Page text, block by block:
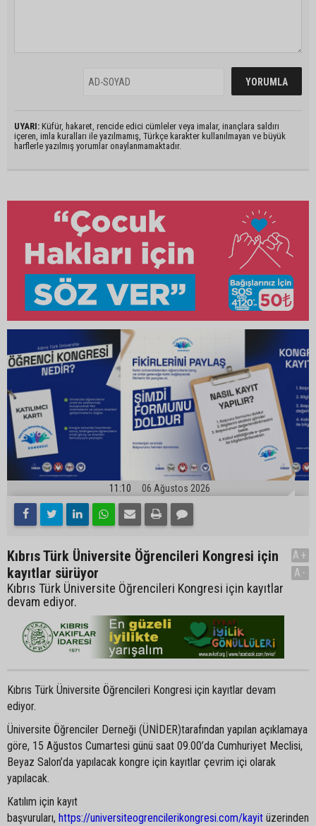
UYARI: Küfür, hakaret, rencide edici cümleler veya imalar, inançlara saldırı
içeren, imla kuralları ile yazılmamış, Türkçe karakter kullanılmayan ve büyük
harflerle yazılmış yorumlar onaylanmamaktadır.
11:10 06 Ağustos 2026
Kıbrıs Türk Üniversite Öğrencileri Kongresi için
kayıtlar sürüyor
Kıbrıs Türk Üniversite Öğrencileri Kongresi için kayıtlar
devam ediyor.
A+
A-
Kıbrıs Türk Üniversite Öğrencileri Kongresi için kayıtlar devam
ediyor.
Üniversite Öğrenciler Derneği (ÜNİDER)tarafından yapılan açıklamaya
göre, 15 Ağustos Cumartesi günü saat 09.00’da Cumhuriyet Meclisi,
Beyaz Salon’da yapılacak kongre için kayıtlar çevrim içi olarak
yapılacak.
Katılım için kayıt
başvuruları, https://universiteogrencilerikongresi.com/kayit üzerinden